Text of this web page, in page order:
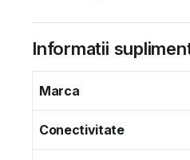
Informatii
Marca
Conectivitate